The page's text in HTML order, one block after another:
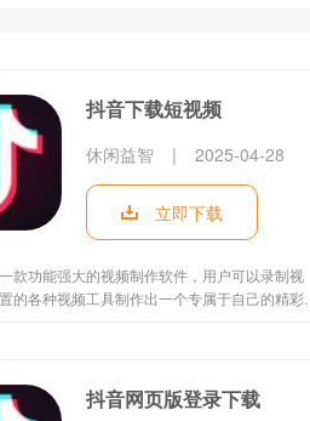
抖音下载短视频
休闲益智 | 2025-04-28
立即下载
款功能强大的视频制作软件，用户可以录制视
的各种视频工具制作出一个专属于自己的精彩短
抖音网页版登录下载